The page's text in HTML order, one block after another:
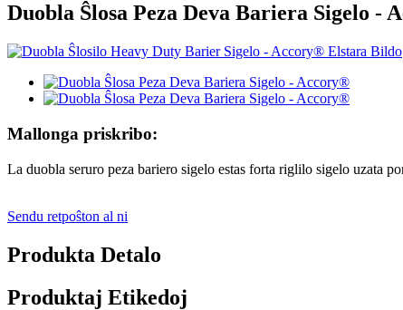
Duobla Ŝlosa Peza Deva Bariera Sigelo -
Mallonga priskribo:
La duobla seruro peza bariero sigelo estas forta riglilo sigelo uzata
Sendu retpoŝton al ni
Produkta Detalo
Produktaj Etikedoj